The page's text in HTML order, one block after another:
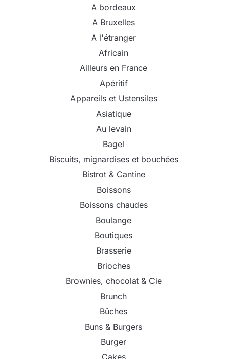
A bordeaux
A Bruxelles
A l'étranger
Africain
Ailleurs en France
Apéritif
Appareils et Ustensiles
Asiatique
Au levain
Bagel
Biscuits, mignardises et bouchées
Bistrot & Cantine
Boissons
Boissons chaudes
Boulange
Boutiques
Brasserie
Brioches
Brownies, chocolat & Cie
Brunch
Bûches
Buns & Burgers
Burger